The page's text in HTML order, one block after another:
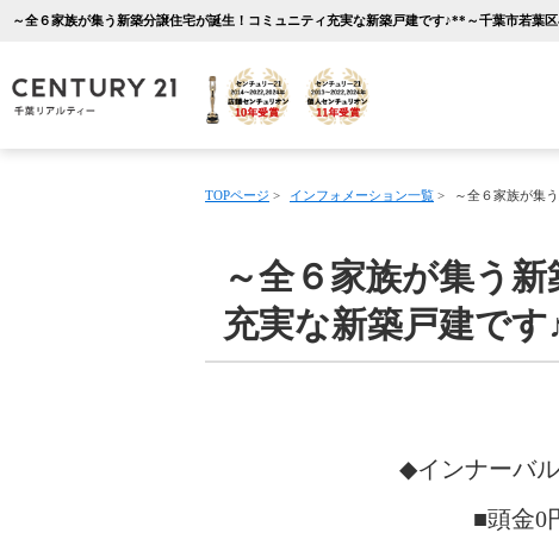
千
TOPページ > インフォメーション一覧 > ～全６家族が集
～全６家族が集う
充実な新築戸建で
◆インナーバ
■頭金0